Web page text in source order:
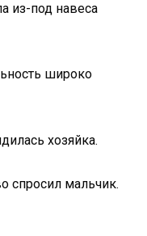
из-под навеса
широко
хозяйка.
спросил мальчик.